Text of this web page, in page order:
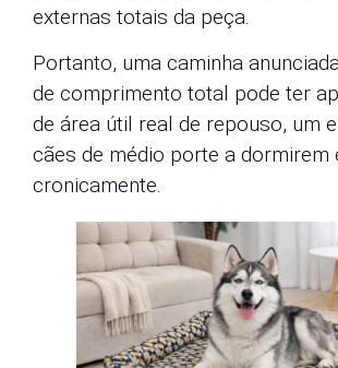
externas totais da peça.
Portanto, uma caminha
de comprimento total pode ter
de área útil real de repouso, um
cães de médio porte a dormirem
cronicamente.